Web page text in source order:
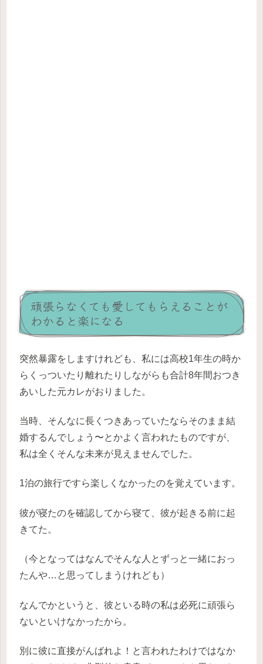
頑張らなくても愛してもらえることが
わかると楽になる
突然暴露をしますけれども、私には高校1年生の時か
らくっついたり離れたりしながらも合計8年間おつき
あいした元カレがおりました。
当時、そんなに長くつきあっていたならそのまま結
婚するんでしょう〜とかよく言われたものですが、
私は全くそんな未来が見えませんでした。
1泊の旅行ですら楽しくなかったのを覚えています。
彼が寝たのを確認してから寝て、彼が起きる前に起
きてた。
（今となってはなんでそんな人とずっと一緒におっ
たんや…と思ってしまうけれども）
なんでかというと、彼といる時の私は必死に頑張ら
ないといけなかったから。
別に彼に直接がんばれよ！と言われたわけではなか